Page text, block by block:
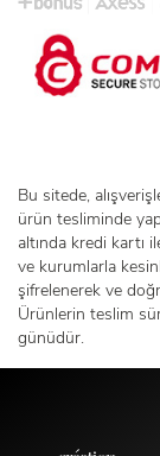
Bu sitede,
ürün tesliminde
altında kredi kartı
ve kurumlarla
şifrelenerek ve
Ürünlerin teslim
günüdür.